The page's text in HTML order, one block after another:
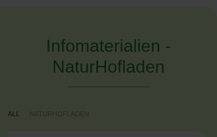
Infomaterialien -
NaturHofladen
ALL NATURHOFLADEN